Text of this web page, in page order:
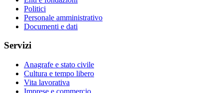
Politici
Personale amministrativo
Documenti e dati
Servizi
Anagrafe e stato civile
Cultura e tempo libero
Vita lavorativa